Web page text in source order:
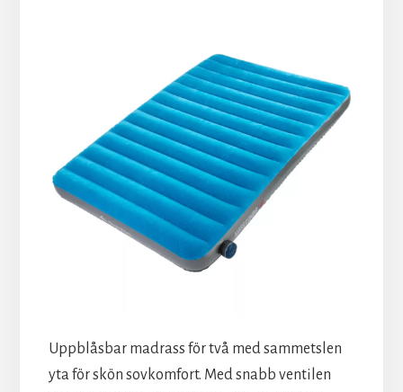
Uppblåsbar madrass för två med sammetslen
yta för skön sovkomfort. Med snabb ventilen